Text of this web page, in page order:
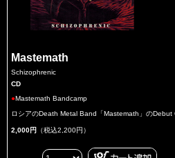
Mastemath
Schizophrenic
CD
●Mastemath Bandcamp
ロシアのDeath Metal Band「Mastemath」の
2,000円 （税込2,200円）